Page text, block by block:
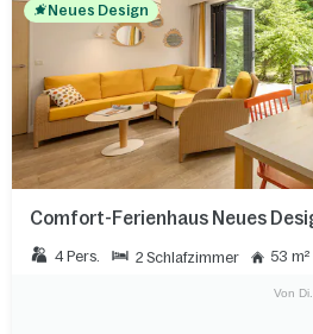
Neues Design
Comfort-Ferienhaus Neues
4 Pers. 2 Schlafzimmer 53 m²
Von